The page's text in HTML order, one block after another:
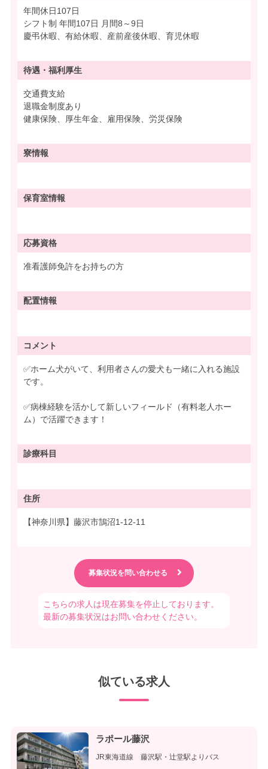
年間休日107日
シフト制 年間107日 月間8～9日
慶弔休暇、有給休暇、産前産後休暇、育児休暇
待遇・ 福利厚生
交通費支給
退職金制度あり
健康保険、厚生年金、雇用保険、労災保険
寮情報
保育室情報
応募資格
准看護師免許をお持ちの方
配置情報
コメント
✅ホーム犬がいて、利用者さんの愛犬も一緒に入れる施設
です。
✅病棟経験を活かして新しいフィールド（有料老人ホー
ム）で活躍できます！
診療科目
住所
【神奈川県】藤沢市鵠沼1-12-11
こちらの求人は現在募集を停止しております。
最新の募集状況はお問い合わせください。
似ている求人
ラポール藤沢
JR東海道線 藤沢駅・辻堂駅よりバス